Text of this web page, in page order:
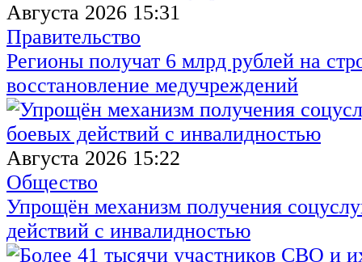
Августа 2026 15:31
Правительство
Регионы получат 6 млрд рублей на
восстановление медучреждений
Августа 2026 15:22
Общество
Упрощён механизм получения
действий с инвалидностью